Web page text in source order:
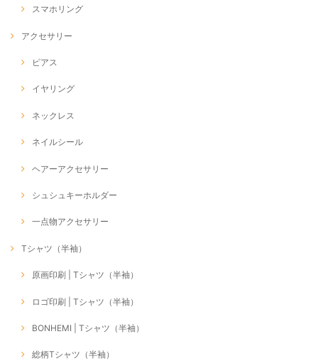
スマホリング
アクセサリー
ピアス
イヤリング
ネックレス
ネイルシール
ヘアーアクセサリー
シュシュキーホルダー
一点物アクセサリー
Tシャツ（半袖）
原画印刷 | Tシャツ（半袖）
ロゴ印刷 | Tシャツ（半袖）
BONHEMI | Tシャツ（半袖）
総柄Tシャツ（半袖）